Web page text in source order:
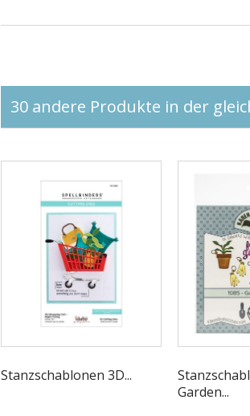
30 andere Produkte in der
Stanzschablonen 3D...
Garden...